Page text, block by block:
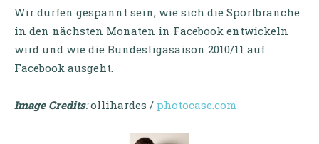
Wir dürfen gespannt sein, wie sich die Sportbranche
in den nächsten Monaten in Facebook entwickeln
wird und wie die Bundesligasaison 2010/11 auf
Facebook ausgeht.
Image Credits:ollihardes / photocase.com